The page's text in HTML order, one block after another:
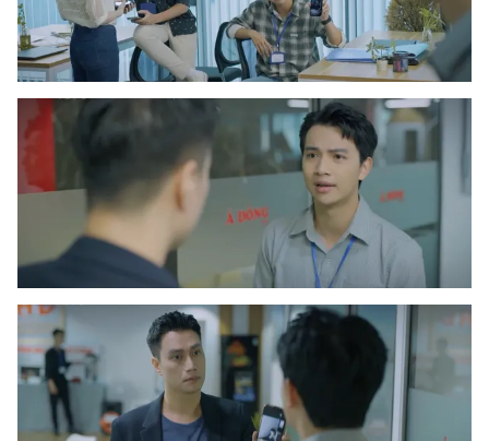
Theo dõi báo trên
Cơ quan chủ quản:
Đài Truyền hình Việt Nam
Thời báo VTV
Giấy phép hoạt động báo in và báo điện tử số 483/GP-BTTTT
cấp ngày 29/12/2023
Tổng Biên tập:
Vũ Thanh Thủy
Phó Tổng Biên tập:Nguyễn Thị Mỹ Hạnh, Phạm Quốc Thắng,
Nguyễn Trọng Ninh
Tổng đài VTV:
024.38 355 931 - 024.38 355 932
Ðiện thoại Thời báo VTV:024.66 897 897
Email:toasoan@vtv.vn
Liên hệ quảng cáo:024-7300.7108